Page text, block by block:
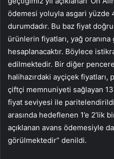
ödemesi yoluyla asgari yüzde
durumdadır. Bu baz fiyat
ürünlerin fiyatları, yağ
hesaplanacaktır. Böylece
edilmektedir. Bir diğer
halihazırdaki ayçiçek fiyatları,
çiftçi memnuniyeti sağlayan
fiyat seviyesi ile
arasında hedeflenen 1’e 2’lik
açıklanan avans ödemesiyle
görülmektedir” denildi.